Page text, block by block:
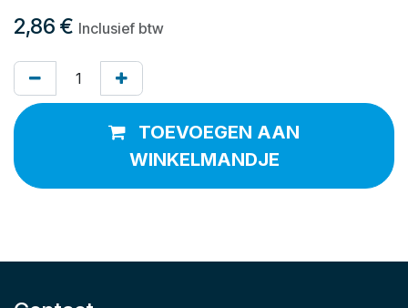
2,86 € Inclusief btw
TOEVOEGEN AAN
WINKELMANDJE